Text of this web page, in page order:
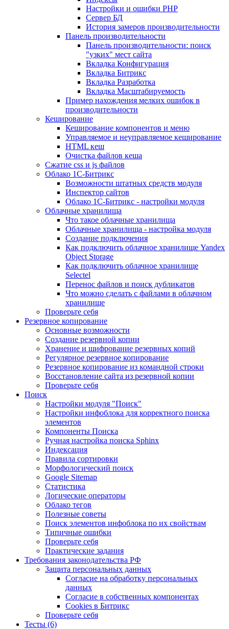
Настройки и ошибки PHP
Сервер БД
История замеров производительности
Панель производительности
Панель производительности: поиск
"узких" мест сайта
Вкладка Конфигурация
Вкладка Битрикс
Вкладка Разработка
Вкладка Масштабируемость
Пример нахождения мелких ошибок в
производительности
Кеширование
Кеширование компонентов и меню
Управляемое и неуправляемое кеширование
HTML кеш
Очистка файлов кеша
Сжатие css и js файлов
Облако 1С-Битрикс
Возможности штатных средств модуля
Инспектор сайтов
Облако 1С-Битрикс - настройки модуля
Облачные хранилища
Что такое облачные хранилища
Облачные хранилища - настройка модуля
Создание подключения
Как подключить облачное хранилище Yandex
Object Storage
Как подключить облачное хранилище
Selectel
Перенос файлов и поиск дубликатов
Что можно сделать с файлами в облачном
хранилище
Проверьте себя
Резервное копирование
Основные возможности
Создание резервной копии
Хранение и шифрование резервных копий
Регулярное резервное копирование
Резервное копирование из командной строки
Восстановление сайта из резервной копии
Проверьте себя
Поиск
Настройки модуля "Поиск"
Настройки инфоблока для корректного поиска
элементов
Компоненты Поиска
Ручная настройка поиска Sphinx
Индексация
Правила сортировки
Морфологический поиск
Google Sitemap
Статистика
Логические операторы
Облако тегов
Полезные советы
Поиск элементов инфоблока по их свойствам
Типичные ошибки
Проверьте себя
Практические задания
Требования законодательства РФ
Защита персональных данных
Согласие на обработку персональных
данных
Согласие в собственных компонентах
Cookies в Битрикс
Проверьте себя
Тесты (6)